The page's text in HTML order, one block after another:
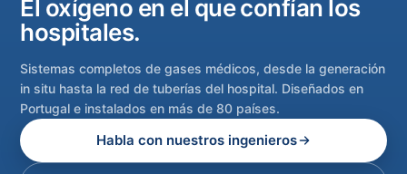
El oxígeno en el que confían los
hospitales.
Sistemas completos de gases médicos, desde la generación
in situ hasta la red de tuberías del hospital. Diseñados en
Portugal e instalados en más de 80 países.
Habla con nuestros ingenieros